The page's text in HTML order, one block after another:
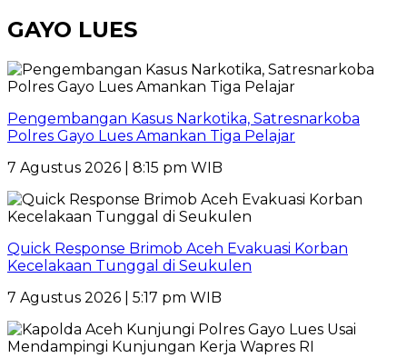
GAYO LUES
Pengembangan Kasus Narkotika, Satresnarkoba
Polres Gayo Lues Amankan Tiga Pelajar
7 Agustus 2026 | 8:15 pm WIB
Quick Response Brimob Aceh Evakuasi Korban
Kecelakaan Tunggal di Seukulen
7 Agustus 2026 | 5:17 pm WIB